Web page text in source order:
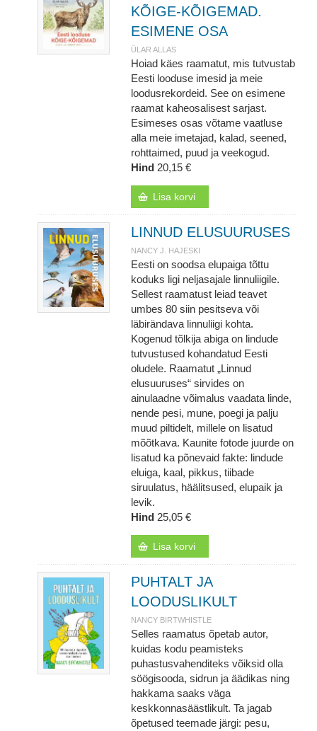
KÕIGE-KÕIGEMAD.
ESIMENE OSA
ÜLAR ALLAS
Hoiad käes raamatut, mis tutvustab
Eesti looduse imesid ja meie
loodusrekordeid. See on esimene
raamat kaheosalisest sarjast.
Esimeses osas võtame vaatluse
alla meie imetajad, kalad, seened,
rohttaimed, puud ja veekogud.
Hind 20,15 €
Lisa korvi
LINNUD ELUSUURUSES
NANCY J. HAJESKI
Eesti on soodsa elupaiga tõttu
koduks ligi neljasajale linnuliigile.
Sellest raamatust leiad teavet
umbes 80 siin pesitseva või
läbirändava linnuliigi kohta.
Kogenud tõlkija abiga on lindude
tutvustused kohandatud Eesti
oludele. Raamatut „Linnud
elusuuruses“ sirvides on
ainulaadne võimalus vaadata linde,
nende pesi, mune, poegi ja palju
muud piltidelt, millele on lisatud
mõõtkava. Kaunite fotode juurde on
lisatud ka põnevaid fakte: lindude
eluiga, kaal, pikkus, tiibade
siruulatus, häälitsused, elupaik ja
levik.
Hind 25,05 €
Lisa korvi
PUHTALT JA
LOODUSLIKULT
NANCY BIRTWHISTLE
Selles raamatus õpetab autor,
kuidas kodu peamisteks
puhastusvahenditeks võiksid olla
söögisooda, sidrun ja äädikas ning
hakkama saaks väga
keskkonnasäästlikult. Ta jagab
õpetused teemade järgi: pesu,